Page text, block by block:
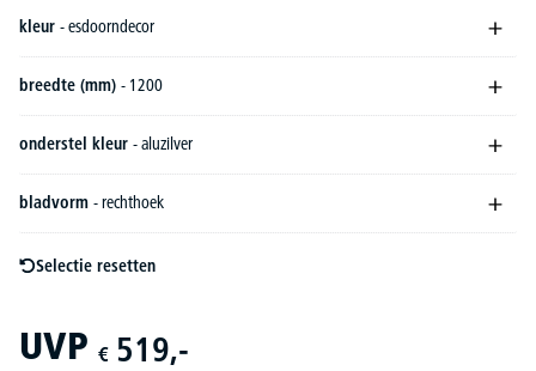
kleur - esdoorndecor
breedte (mm) - 1200
onderstel kleur - aluzilver
bladvorm - rechthoek
Selectie resetten
UVP € 519,-